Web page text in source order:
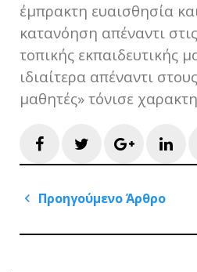
έμπρακτη ευαισθησία
κατανόηση απέναντι
τοπικής εκπαιδευτικής
ιδιαίτερα απέναντι
μαθητές» τόνισε
FacebookTwitterGoogle+
Πλοήγηση
Προηγούμενο Άρθρο